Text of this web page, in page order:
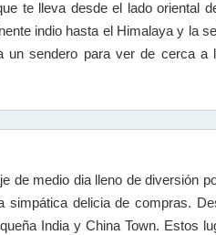
te lleva desde el lado oriental
indio hasta el Himalaya y la
sendero para ver de cerca a
de medio dia lleno de diversión
delicia de compras.
India y China Town. Estos